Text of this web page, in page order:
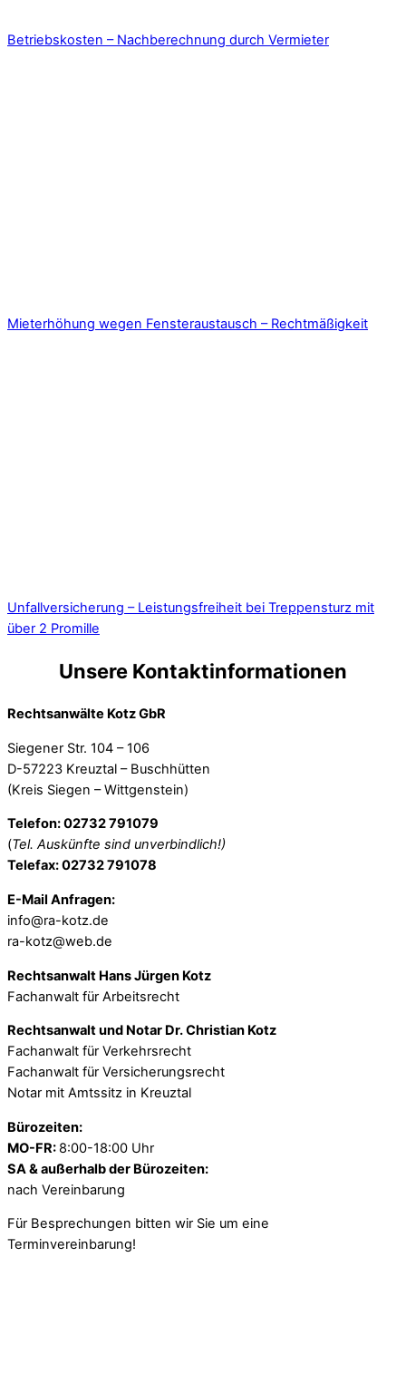
Betriebskosten – Nachberechnung durch Vermieter
Mieterhöhung wegen Fensteraustausch – Rechtmäßigkeit
Unfallversicherung – Leistungsfreiheit bei Treppensturz mit
über 2 Promille
Unsere Kontaktinformationen
Rechtsanwälte Kotz GbR
Siegener Str. 104 – 106
D-57223 Kreuztal – Buschhütten
(Kreis Siegen – Wittgenstein)
Telefon: 02732 791079
(Tel. Auskünfte sind unverbindlich!)
Telefax: 02732 791078
E-Mail Anfragen:
info@ra-kotz.de
ra-kotz@web.de
Rechtsanwalt Hans Jürgen Kotz
Fachanwalt für Arbeitsrecht
Rechtsanwalt und Notar Dr. Christian Kotz
Fachanwalt für Verkehrsrecht
Fachanwalt für Versicherungsrecht
Notar mit Amtssitz in Kreuztal
Bürozeiten:
MO-FR: 8:00-18:00 Uhr
SA & außerhalb der Bürozeiten:
nach Vereinbarung
Für Besprechungen bitten wir Sie um eine
Terminvereinbarung!